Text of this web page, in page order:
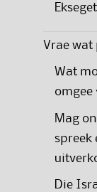
Vrae wat
Wat
omgee
Mag
spreek
Die